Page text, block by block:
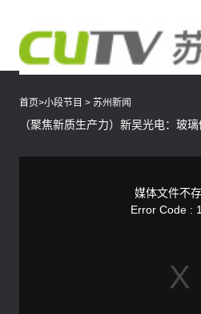
首页>小段节目 > 苏州新闻
（聚焦新质生产力）新吴光电：玻璃
媒体文件不存
Error Code :